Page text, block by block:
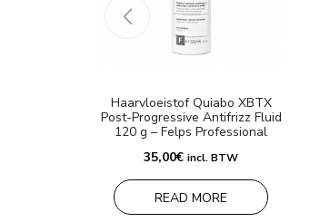
Haarvloeistof Quiabo XBTX
Post-Progressive Antifrizz Fluid
120 g – Felps Professional
35,00€ incl. BTW
READ MORE